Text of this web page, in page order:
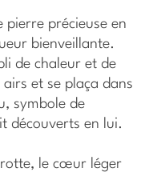
pierre précieuse en
bienveillante.
de chaleur et de
airs et se plaça dans
symbole de
découverts en lui.
le cœur léger